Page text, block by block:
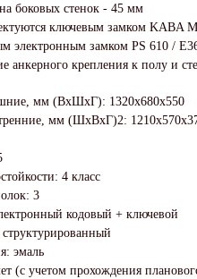
боковых стенок - 45 мм
ключевым замком KABA
электронным замком PS 610 /
анкерного крепления к полу и
мм (ВхШхГ): 1320x680x550
мм (ШхВхГ)2:
4 класс
3
кодовый + ключевой
эмаль
(с учетом прохождения